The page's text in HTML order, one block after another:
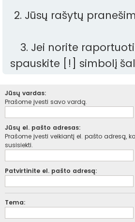
2. Jūsų rašytų
3. Jei norite
spauskite [!] simbolį
Jūsų vardas:
Prašome įvesti savo vardą.
Jūsų el. pašto adresas:
Prašome įvesti veikiantį el. pašto adresą,
susisiekti.
Patvirtinite el. pašto adresą:
Tema: